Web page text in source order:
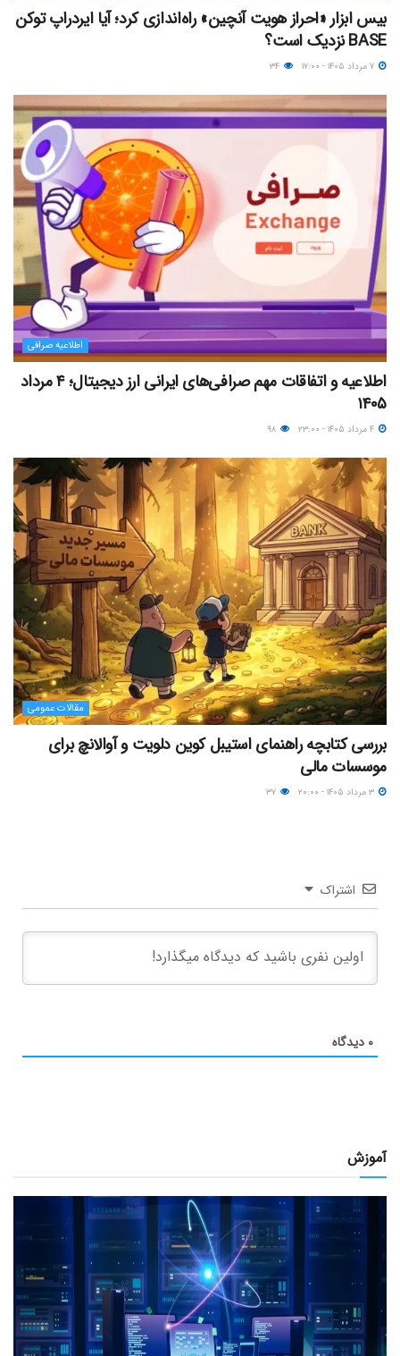
بیس ابزار «احراز هویت آنچین» راه‌اندازی کرد؛ آیا ایردراپ توکن
BASE نزدیک‌ است؟
اطلاعیه صرافی
اطلاعیه و اتفاقات مهم صرافی‌های ایرانی ارز دیجیتال؛ ۴ مرداد
۱۴۰۵
مقالات عمومی
بررسی کتابچه راهنمای استیبل کوین دلویت و آوالانچ برای
موسسات مالی
اشتراک
۰ دیدگاه
آموزش